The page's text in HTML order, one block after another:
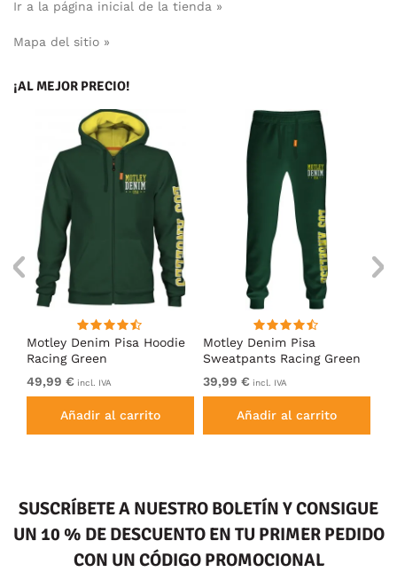
Ir a la página inicial de la tienda »
Mapa del sitio »
¡AL MEJOR PRECIO!
Motley Denim Pisa Hoodie
Racing Green
49,99 € incl. IVA
Añadir al carrito
Motley Denim Pisa
Sweatpants Racing Green
39,99 € incl. IVA
Añadir al carrito
SUSCRÍBETE A NUESTRO BOLETÍN Y CONSIGUE
UN 10 % DE DESCUENTO EN TU PRIMER PEDIDO
CON UN CÓDIGO PROMOCIONAL